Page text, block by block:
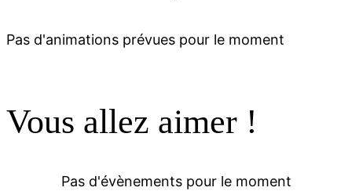
Pas d'animations prévues pour le moment
Vous allez aimer !
Pas d'évènements pour le moment